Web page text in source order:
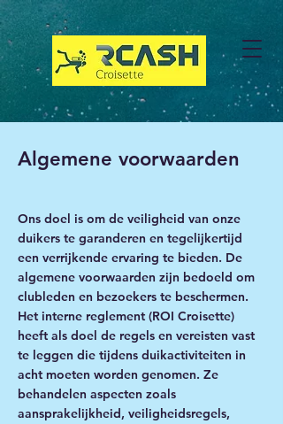
Algemene voorwaarden
Ons doel is om de veiligheid van onze
duikers te garanderen en tegelijkertijd
een verrijkende ervaring te bieden. De
algemene voorwaarden zijn bedoeld om
clubleden en bezoekers te beschermen.
Het interne reglement (ROI Croisette)
heeft als doel de regels en vereisten vast
te leggen die tijdens duikactiviteiten in
acht moeten worden genomen. Ze
behandelen aspecten zoals
aansprakelijkheid, veiligheidsregels,